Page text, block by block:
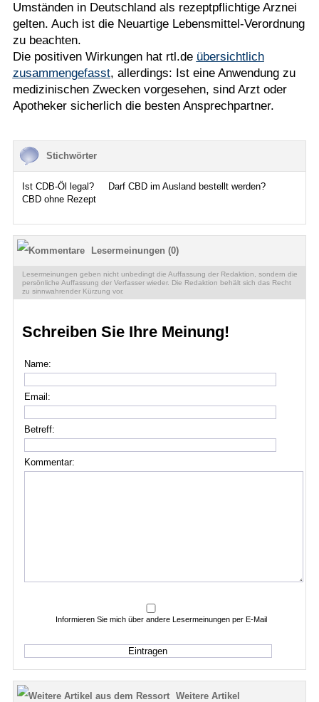
Umständen in Deutschland als rezeptpflichtige Arznei
gelten. Auch ist die Neuartige Lebensmittel-Verordnung
zu beachten.
Die positiven Wirkungen hat rtl.de übersichtlich
zusammengefasst, allerdings: Ist eine Anwendung zu
medizinischen Zwecken vorgesehen, sind Arzt oder
Apotheker sicherlich die besten Ansprechpartner.
Stichwörter
Ist CDB-Öl legal?
Darf CBD im Ausland bestellt werden?
CBD ohne Rezept
Lesermeinungen (0)
Lesermeinungen geben nicht unbedingt die Auffassung der Redaktion, sondern die
persönliche Auffassung der Verfasser wieder. Die Redaktion behält sich das Recht
zu sinnwahrender Kürzung vor.
Schreiben Sie Ihre Meinung!
Name:
Email:
Betreff:
Kommentar:
Informieren Sie mich über andere Lesermeinungen per E-Mail
Weitere Artikel